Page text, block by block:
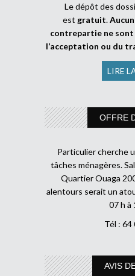
Le dépôt des
est gratuit.
contrepartie ne sont
l’acceptation ou du
LIRE
OFFRE
Particulier cherche
tâches ménagères.
Quartier Ouaga
alentours serait un
07 h à
Tél : 64
AVIS